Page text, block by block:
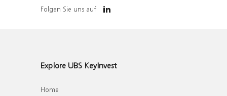
Folgen Sie uns auf
Explore UBS KeyInvest
Home